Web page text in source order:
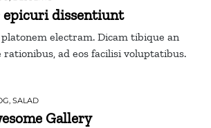
dissentiunt
electram. Dicam tibique an
ad eos facilisi voluptatibus.
, SALAD
Gallery